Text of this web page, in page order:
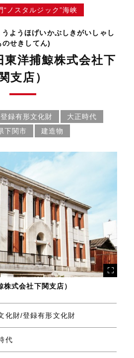
ノスタルジック”海峡
ようほげいかぶしきがいしゃし
のせきしてん)
洋捕鯨株式会社下
関支店）
登録有形文化財
大正時代
下関市
建造物
式会社下関支店）
化財/登録有形文化財
代